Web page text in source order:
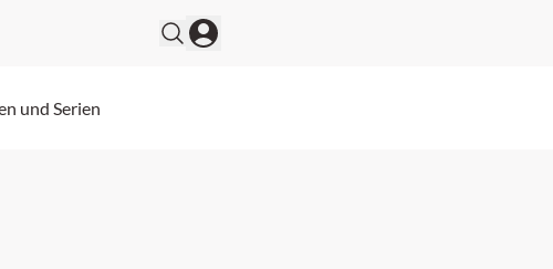
und Serien